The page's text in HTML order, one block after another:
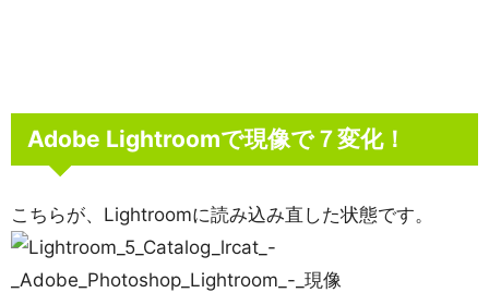
Adobe Lightroomで現像で７変化！
こちらが、Lightroomに読み込み直した状態です。